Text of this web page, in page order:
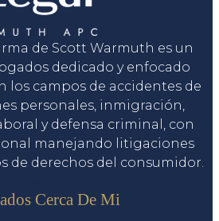
de Scott Warmuth es un
dedicado y enfocado
los campos de accidentes de
personales, inmigración,
y defensa criminal, con
manejando litigaciones
de derechos del consumidor.
Cerca De Mi